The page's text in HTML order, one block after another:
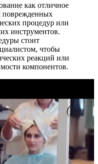
как отличное
поврежденных
процедур или
инструментов.
стоит
чтобы
реакций или
компонентов.